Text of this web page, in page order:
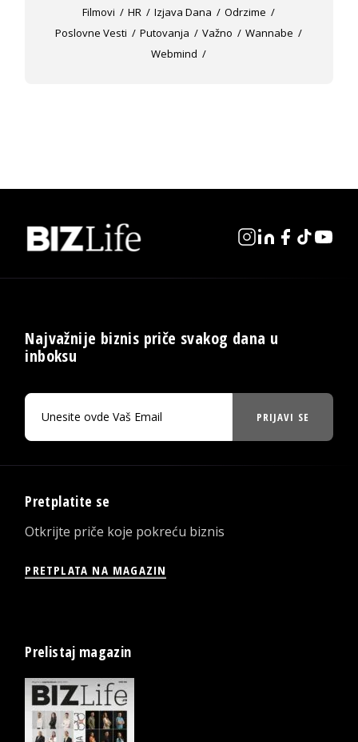
Filmovi
HR Izjava Dana
Odrzime
Poslovne Vesti
Putovanja Važno
Wannabe
Webmind
Najvažnije biznis priče svakog dana u
inboksu
PRIJAVI SE
Pretplatite se
Otkrijte priče koje pokreću biznis
PRETPLATA NA MAGAZIN
Prelistaj magazin